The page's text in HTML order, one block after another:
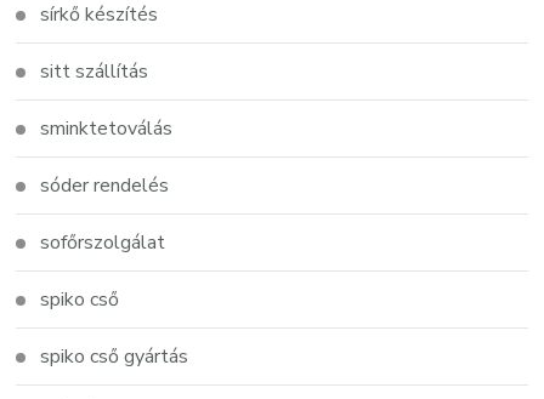
sírkő készítés
sitt szállítás
sminktetoválás
sóder rendelés
sofőrszolgálat
spiko cső
spiko cső gyártás